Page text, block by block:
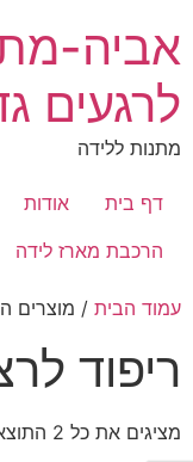
לתוכן
אביה-
לרגעים
מתנות ללידה
דף בית אודות
הרכבת מארז לידה
עמוד הבית / מוצרים
ריפוד
מציגים את כל ⁦2⁩ התוצאות